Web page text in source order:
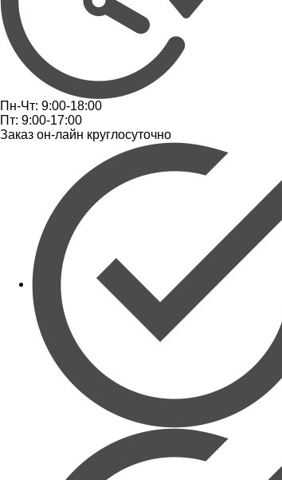
Пн-Чт: 9:00-18:00
Пт: 9:00-17:00
Заказ он-лайн круглосуточно